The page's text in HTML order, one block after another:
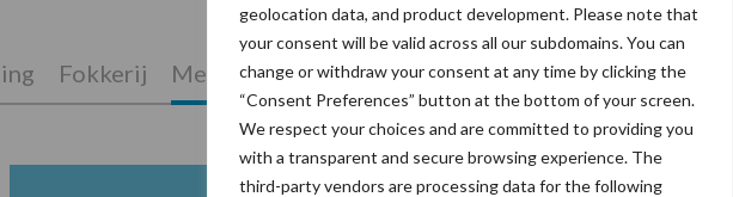
geolocation data, and product development. Please note that
your consent will be valid across all our subdomains. You can
change or withdraw your consent at any time by clicking the
“Consent Preferences” button at the bottom of your screen.
We respect your choices and are committed to providing you
with a transparent and secure browsing experience. The
third-party vendors are processing data for the following
Fokkerij Melkveebedrijf Veevoer Wet en regelgeving